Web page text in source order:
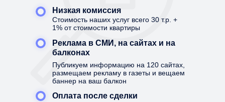
Низкая комиссия
Реклама в СМИ, на сайтах и на
балконах
Оплата после сделки
Стоимость наших услуг всего 30 т.р. +
1% от стоимости квартиры
Публикуем информацию на 120 сайтах,
размещаем рекламу в газеты и вещаем
баннер на ваш балкон